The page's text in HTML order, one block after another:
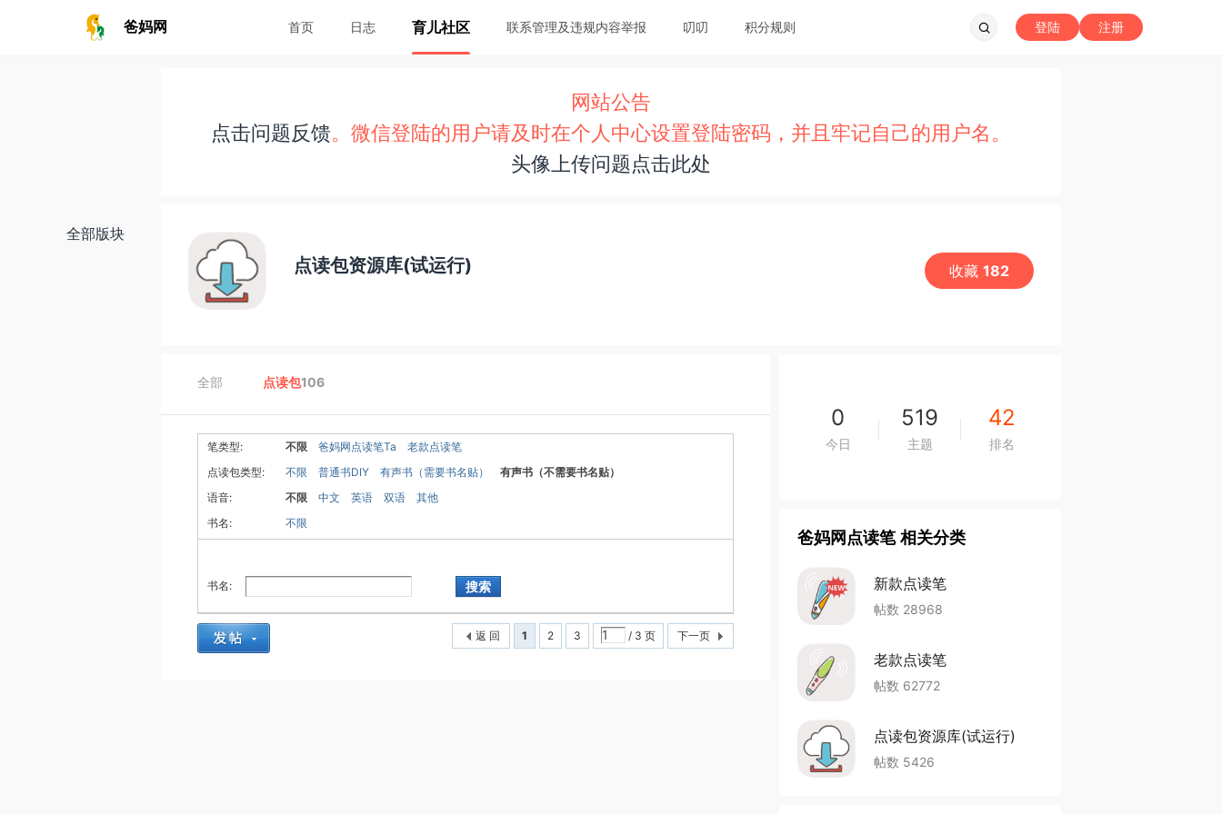
爸妈网 首页 日志 育儿社区 联系管理及违规内容举报 叨叨 积分规则 注册
登陆
网站公告
点击问题反馈。微信登陆的用户请及时在个人中心设置登陆密码，并且牢记自己的用户名。
头像上传问题点击此处
全部版块
收藏 182
点读包资源库(试运行)
全部 点读包106
笔类型: 不限 爸妈网点读笔Ta
老款点读笔
点读包类型:
不限 普通书DIY 有声书（需要书名贴）
有声书（不需要书名贴）
语音:
不限 中文 英语 双语
其他
书名:
不限
书名: 搜索
1 2 3 / 3 页 下一页
返 回
0
今日
519
主题
42
排名
爸妈网点读笔 相关分类
新款点读笔
帖数 28968
老款点读笔
帖数 62772
点读包资源库(试运行)
帖数 5426